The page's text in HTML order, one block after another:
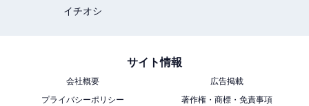
イチオシ
サイト情報
会社概要
広告掲載
プライバシーポリシー
著作権・商標・免責事項